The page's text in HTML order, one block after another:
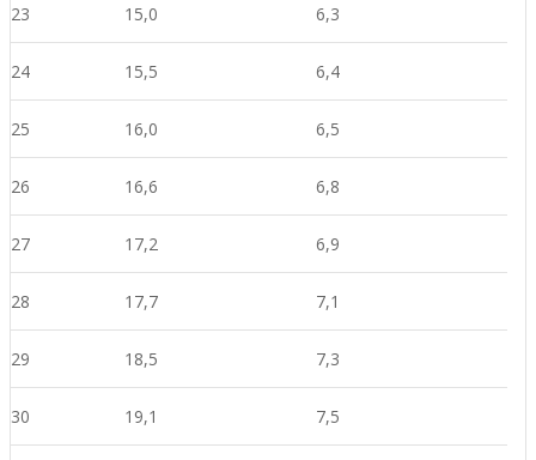
23 15,0 6,3
24 15,5 6,4
25 16,0 6,5
26 16,6 6,8
27 17,2 6,9
28 17,7 7,1
29 18,5 7,3
30 19,1 7,5